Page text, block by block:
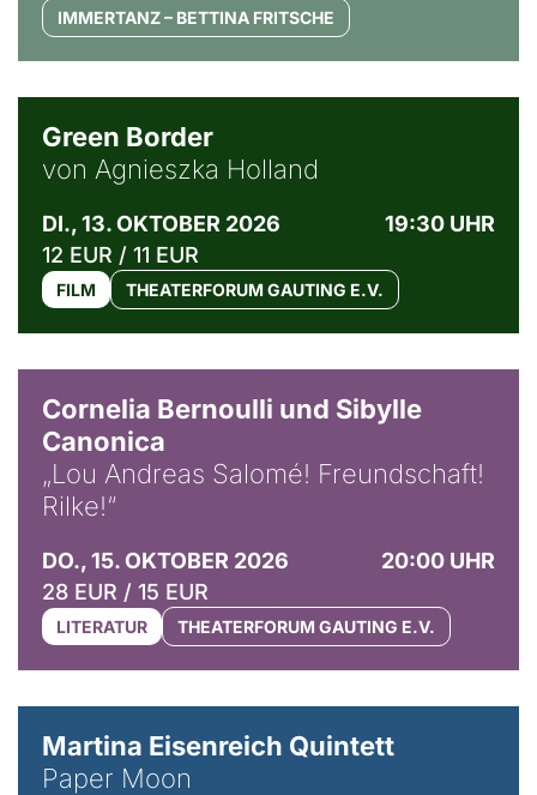
IMMERTANZ – BETTINA FRITSCHE
Green Border
von Agnieszka Holland
DI., 13. OKTOBER 2026
19:30 UHR
12 EUR / 11 EUR
FILM THEATERFORUM GAUTING E.V.
Cornelia Bernoulli und Sibylle
Canonica
„Lou Andreas Salomé! Freundschaft!
Rilke!“
DO., 15. OKTOBER 2026
20:00 UHR
28 EUR / 15 EUR
LITERATUR THEATERFORUM GAUTING E.V.
Martina Eisenreich Quintett
Paper Moon